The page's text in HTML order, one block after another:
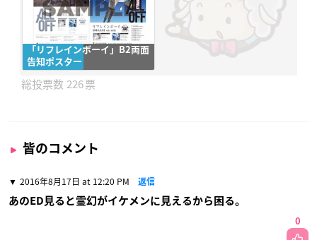
「リフレインボーイ」B2両面
告知ポスター​
226
皆のコメント
2016年8月17日 at 12:20 PM 返信
あのED見ると霊幻がイケメンに見えるから困る。
0